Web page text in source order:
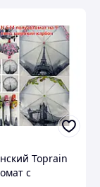
Toprain
с